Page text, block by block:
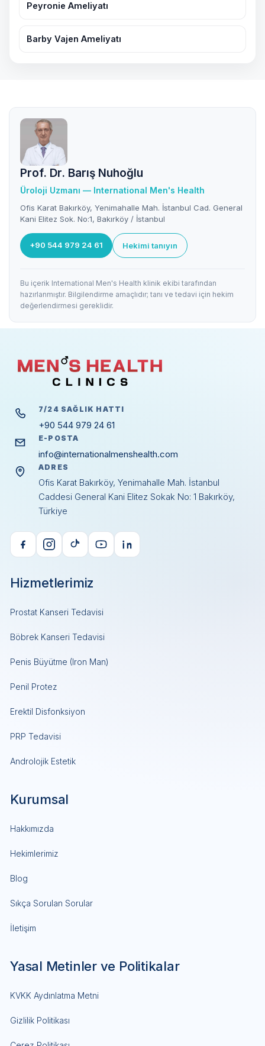
Peyronie Ameliyatı
Barby Vajen Ameliyatı
Prof. Dr. Barış Nuhoğlu
Üroloji Uzmanı — International Men's Health
Ofis Karat Bakırköy, Yenimahalle Mah. İstanbul Cad. General
Kani Elitez Sok. No:1, Bakırköy / İstanbul
+90 544 979 24 61 Hekimi tanıyın
Bu içerik International Men's Health klinik ekibi tarafından
hazırlanmıştır. Bilgilendirme amaçlıdır; tanı ve tedavi için hekim
değerlendirmesi gereklidir.
7/24 SAĞLIK HATTI
+90 544 979 24 61
E-POSTA
info@internationalmenshealth.com
ADRES
Ofis Karat Bakırköy, Yenimahalle Mah. İstanbul
Caddesi General Kani Elitez Sokak No: 1 Bakırköy,
Türkiye
Hizmetlerimiz
Prostat Kanseri Tedavisi
Böbrek Kanseri Tedavisi
Penis Büyütme (Iron Man)
Penil Protez
Erektil Disfonksiyon
PRP Tedavisi
Androlojik Estetik
Kurumsal
Hakkımızda
Hekimlerimiz
Blog
Sıkça Sorulan Sorular
İletişim
Yasal Metinler ve Politikalar
KVKK Aydınlatma Metni
Gizlilik Politikası